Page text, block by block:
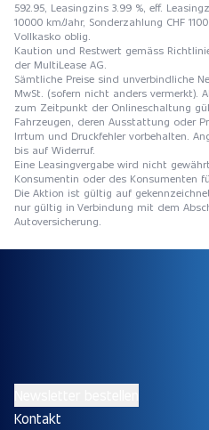
592.95, Leasingzins 3.99 %, eff.
10000 km/Jahr, Sonderzahlung CHF
Vollkasko oblig.
Kaution und Restwert gemäss
der MultiLease AG.
Sämtliche Preise sind unverbindliche
MwSt. (sofern nicht anders vermerkt).
zum Zeitpunkt der Onlineschaltung
Fahrzeugen, deren Ausstattung oder
Irrtum und Druckfehler vorbehalten.
bis auf Widerruf.
Eine Leasingvergabe wird nicht
Konsumentin oder des Konsumenten
Die Aktion ist gültig auf
nur gültig in Verbindung mit dem
Autoversicherung.
Kontakt